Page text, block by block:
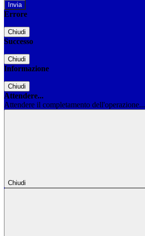
Errore
Chiudi
Successo
Chiudi
Informazione
Chiudi
Attendere...
Attendere il completamento dell'operazione...
Chiudi